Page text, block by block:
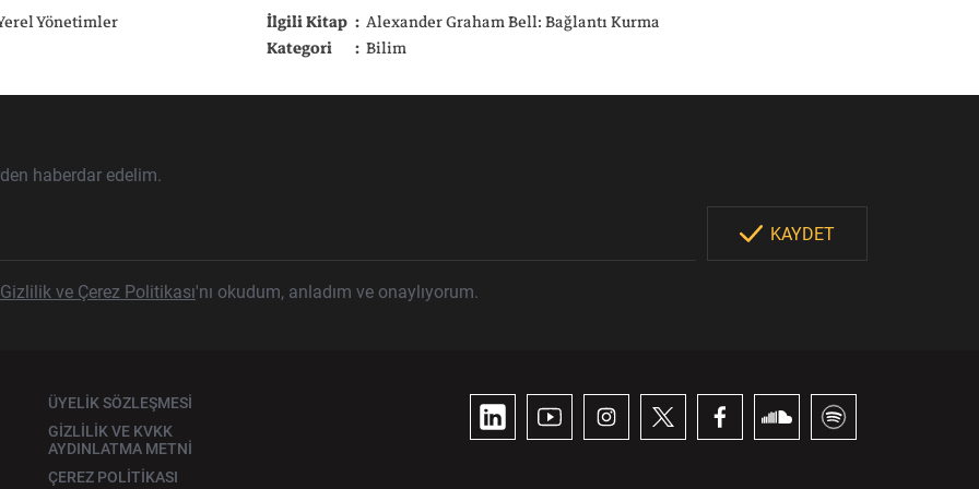
Yönetimler
İlgili Kitap
Alexander Graham Bell: Bağlantı Kurma
Kategori
Bilim
haberdar edelim.
KAYDET
Gizlilik ve Çerez Politikası'nı okudum, anladım ve onaylıyorum.
ÜYELİK SÖZLEŞMESİ
GİZLİLİK VE KVKK
AYDINLATMA METNİ
ÇEREZ POLİTİKASI